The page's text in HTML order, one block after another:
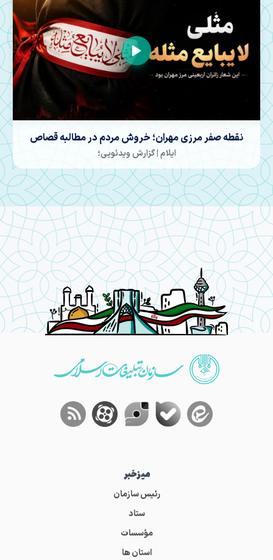
مرزی مهران؛ خروش مردم در مطالبه قصاص
ایلام | گزارش ویدئویی؛
میز‌خبر
رئیس سازمان
ستاد
مؤسسات
استان ها